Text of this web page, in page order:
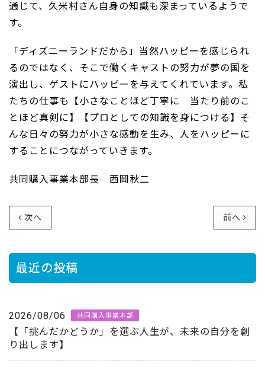
通じて、久米村さん自身の知識も深まっているようで
す。
「ディズニーランドだから」当然ハッピーを感じられ
るのではなく、そこで働くキャストの努力が夢の国を
演出し、ゲストにハッピーを与えてくれています。私
たちの仕事も【小さなことほど丁寧に 当たり前のこ
とほど真剣に】【プロとしての知識を身につける】そ
んな日々の努力が小さな感動を生み、人をハッピーに
することにつながっていきます。
共同購入事業本部長 西岡秋二
次へ 前へ
最近の投稿
2026/08/06 共同購入事業本部
【「挑んだかどうか」を選ぶ人生が、未来の自分を創
り出します】